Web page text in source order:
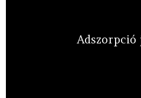
Adszorpció